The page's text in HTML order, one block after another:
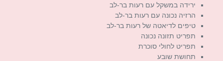
ירידה במשקל עם רעות בר-לב
הרזיה נכונה עם רעות בר-לב
טיפים לדיאטה של רעות בר-לב
תפריט תזונה נכונה
תפריט לחולי סוכרת
תחושת שובע